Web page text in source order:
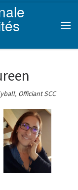
Officiant SCC